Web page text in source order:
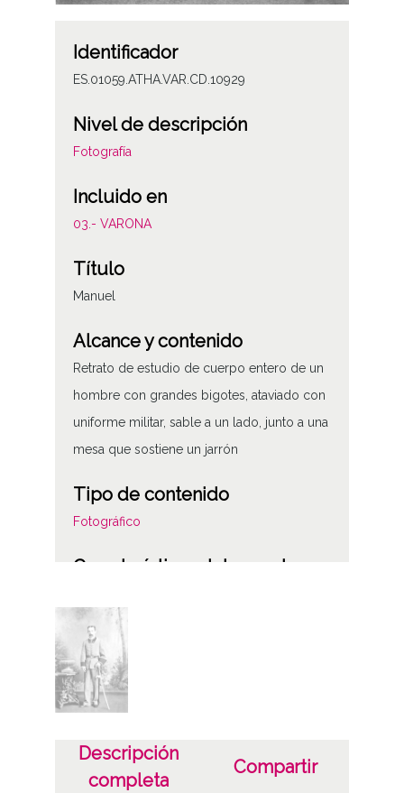
Identificador
ES.01059.ATHA.VAR.CD.10929
Nivel de descripción
Fotografía
Incluido en
03.- VARONA
Título
Manuel
Alcance y contenido
Retrato de estudio de cuerpo entero de un
hombre con grandes bigotes, ataviado con
uniforme militar, sable a un lado, junto a una
mesa que sostiene un jarrón
Tipo de contenido
Fotográfico
Características del soporte
Albúmina
Características físicas: Papel b/n, 14,5x10
Fecha
1920-00-00
Descripción
completa
Compartir